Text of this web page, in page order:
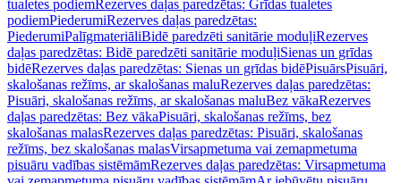
tualetes podiemRezerves daļas paredzētas: Grīdas tualetes
podiemPiederumiRezerves daļas paredzētas:
PiederumiPalīgmateriāliBidē paredzēti sanitārie moduļiRezerves
daļas paredzētas: Bidē paredzēti sanitārie moduļiSienas un grīdas
bidēRezerves daļas paredzētas: Sienas un grīdas bidēPisuārsPisuāri,
skalošanas režīms, ar skalošanas maluRezerves daļas paredzētas:
Pisuāri, skalošanas režīms, ar skalošanas maluBez vākaRezerves
daļas paredzētas: Bez vākaPisuāri, skalošanas režīms, bez
skalošanas malasRezerves daļas paredzētas: Pisuāri, skalošanas
režīms, bez skalošanas malasVirsapmetuma vai zemapmetuma
pisuāru vadības sistēmāmRezerves daļas paredzētas: Virsapmetuma